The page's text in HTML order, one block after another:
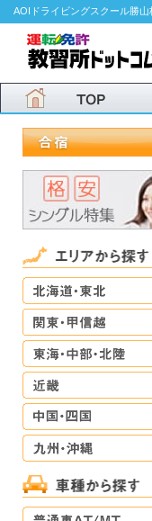
AOIドライビングスクール勝